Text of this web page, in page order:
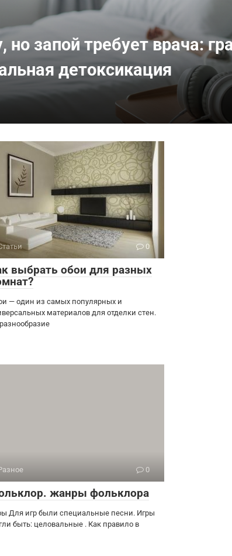
запой требует врача:
детоксикация
0
выбрать обои для разных
— один из самых популярных и
материалов для отделки стен.
0
жанры фольклора
Для игр были специальные песни. Игры
быть: целовальные . Как правило в